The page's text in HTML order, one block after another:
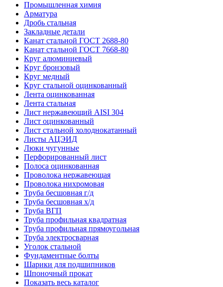
Промышленная химия
Арматура
Дробь стальная
Закладные детали
Канат стальной ГОСТ 2688-80
Канат стальной ГОСТ 7668-80
Круг алюминиевый
Круг бронзовый
Круг медный
Круг стальной оцинкованный
Лента оцинкованная
Лента стальная
Лист нержавеющий AISI 304
Лист оцинкованный
Лист стальной холоднокатанный
Листы АЦЭИД
Люки чугунные
Перфорированный лист
Полоса оцинкованная
Проволока нержавеющая
Проволока нихромовая
Труба бесшовная г/д
Труба бесшовная х/д
Труба ВГП
Труба профильная квадратная
Труба профильная прямоугольная
Труба электросварная
Уголок стальной
Фундаментные болты
Шарики для подшипников
Шпоночный прокат
Показать весь каталог